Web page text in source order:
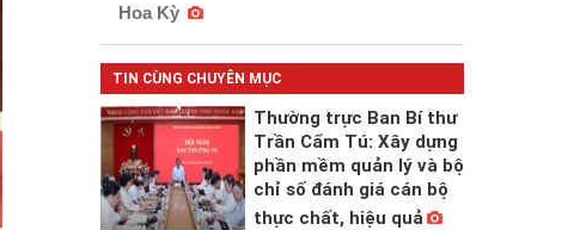
Hoa Kỳ
TIN CÙNG CHUYÊN MỤC
Thường trực Ban Bí thư
Trần Cẩm Tú: Xây dựng
phần mềm quản lý và bộ
chỉ số đánh giá cán bộ
thực chất, hiệu quả